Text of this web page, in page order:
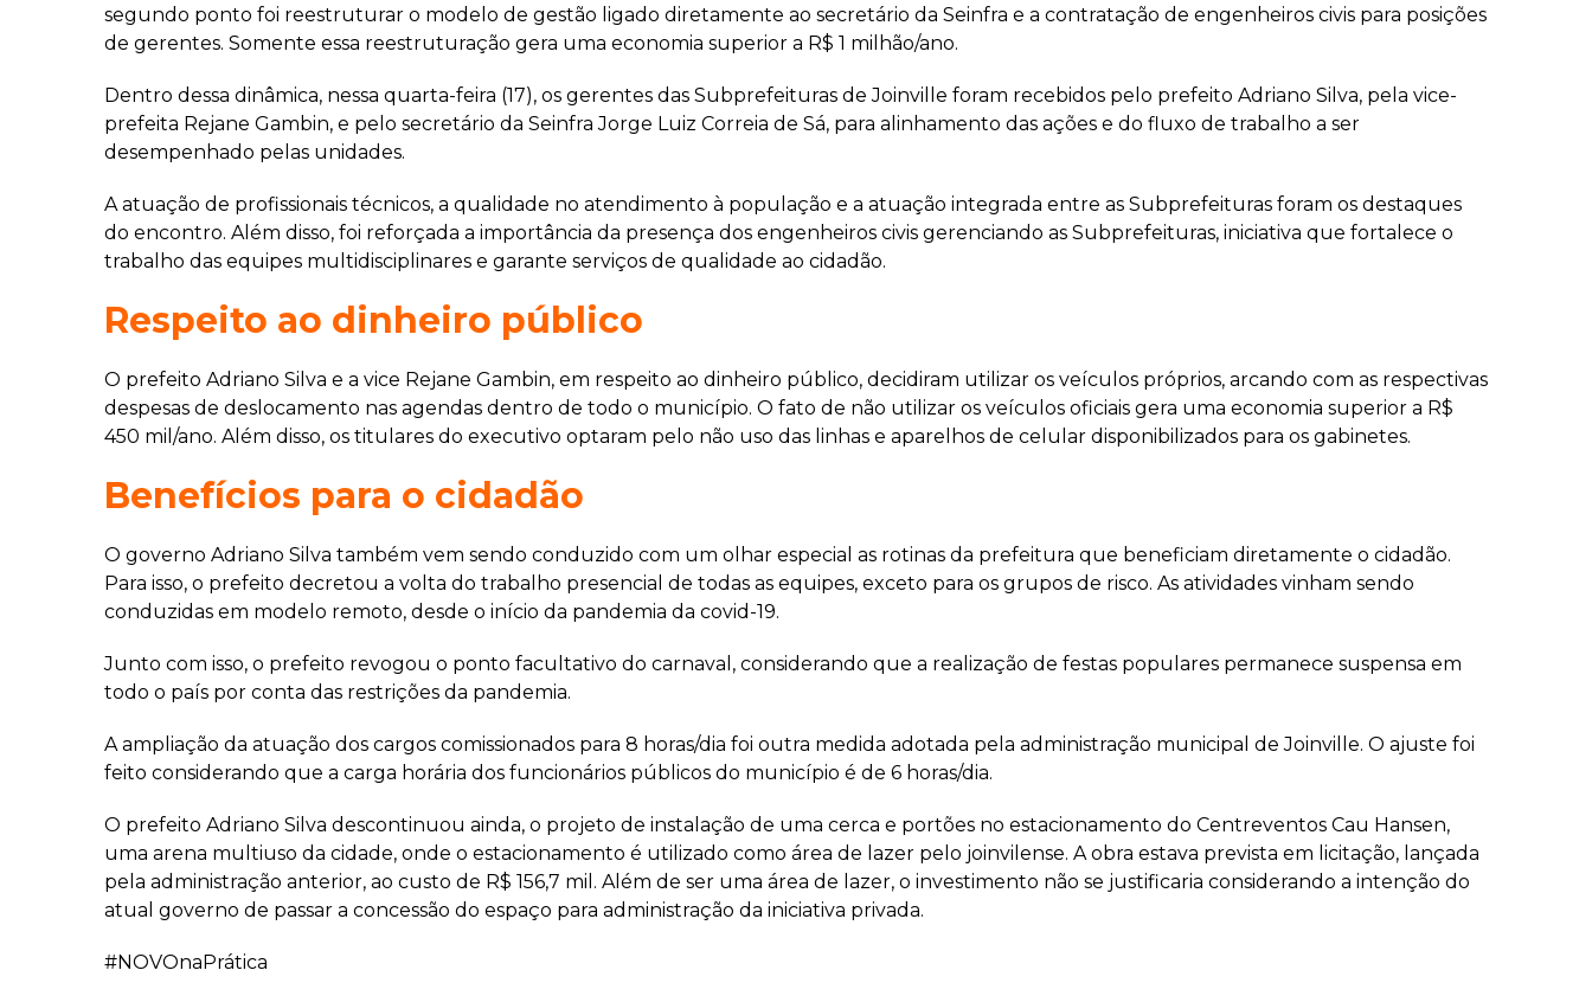
segundo ponto foi reestruturar o modelo de gestão ligado diretamente ao secretário da Seinfra e a contratação de engenheiros civis para posições
de gerentes. Somente essa reestruturação gera uma economia superior a R$ 1 milhão/ano.
Dentro dessa dinâmica, nessa quarta-feira (17), os gerentes das Subprefeituras de Joinville foram recebidos pelo prefeito Adriano Silva, pela vice-
prefeita Rejane Gambin, e pelo secretário da Seinfra Jorge Luiz Correia de Sá, para alinhamento das ações e do fluxo de trabalho a ser
desempenhado pelas unidades.
A atuação de profissionais técnicos, a qualidade no atendimento à população e a atuação integrada entre as Subprefeituras foram os destaques
do encontro. Além disso, foi reforçada a importância da presença dos engenheiros civis gerenciando as Subprefeituras, iniciativa que fortalece o
trabalho das equipes multidisciplinares e garante serviços de qualidade ao cidadão.
Respeito ao dinheiro público
O prefeito Adriano Silva e a vice Rejane Gambin, em respeito ao dinheiro público, decidiram utilizar os veículos próprios, arcando com as respectivas
despesas de deslocamento nas agendas dentro de todo o município. O fato de não utilizar os veículos oficiais gera uma economia superior a R$
450 mil/ano. Além disso, os titulares do executivo optaram pelo não uso das linhas e aparelhos de celular disponibilizados para os gabinetes.
Benefícios para o cidadão
O governo Adriano Silva também vem sendo conduzido com um olhar especial as rotinas da prefeitura que beneficiam diretamente o cidadão.
Para isso, o prefeito decretou a volta do trabalho presencial de todas as equipes, exceto para os grupos de risco. As atividades vinham sendo
conduzidas em modelo remoto, desde o início da pandemia da covid-19.
Junto com isso, o prefeito revogou o ponto facultativo do carnaval, considerando que a realização de festas populares permanece suspensa em
todo o país por conta das restrições da pandemia.
A ampliação da atuação dos cargos comissionados para 8 horas/dia foi outra medida adotada pela administração municipal de Joinville. O ajuste foi
feito considerando que a carga horária dos funcionários públicos do município é de 6 horas/dia.
O prefeito Adriano Silva descontinuou ainda, o projeto de instalação de uma cerca e portões no estacionamento do Centreventos Cau Hansen,
uma arena multiuso da cidade, onde o estacionamento é utilizado como área de lazer pelo joinvilense. A obra estava prevista em licitação, lançada
pela administração anterior, ao custo de R$ 156,7 mil. Além de ser uma área de lazer, o investimento não se justificaria considerando a intenção do
atual governo de passar a concessão do espaço para administração da iniciativa privada.
#NOVOnaPrática